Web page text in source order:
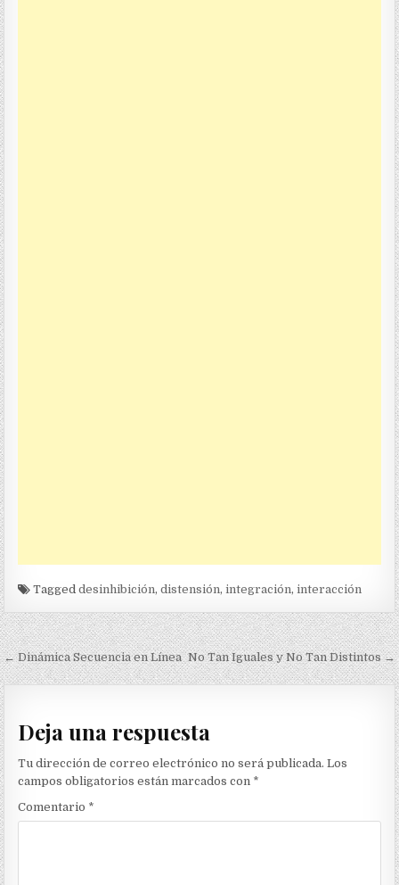
Taggeddesinhibición,distensión,integración,interacción
Navegación
de
entradas
← Dinámica Secuencia en Línea No Tan Iguales y No Tan Distintos →
Deja una respuesta
Tu dirección de correo electrónico no será publicada. Los
campos obligatorios están marcados con *
Comentario *